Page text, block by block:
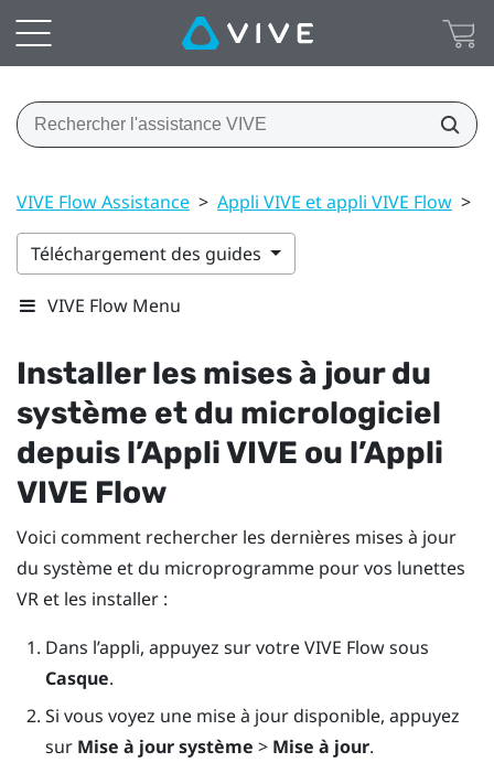
VIVE Flow Assistance > Appli VIVE et appli VIVE Flow >
Téléchargement des guides
VIVE Flow Menu
Installer les mises à jour du
système et du micrologiciel
depuis l’Appli VIVE ou l’Appli
VIVE Flow
Voici comment rechercher les dernières mises à jour
du système et du microprogramme pour vos lunettes
VR et les installer :
Dans l’appli, appuyez sur votreVIVE Flowsous
Casque.
Si vous voyez une mise à jour disponible, appuyez
sur Mise à jour système > Mise à jour.